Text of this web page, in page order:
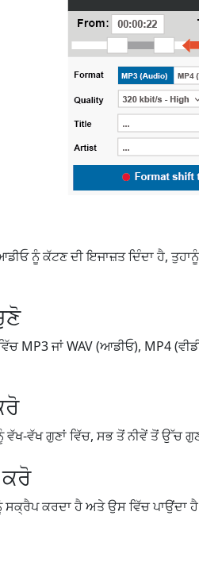
ਨੂੰ ਕੱਟਣ ਦੀ ਇਜਾਜ਼ਤ ਦਿੰਦਾ ਹੈ,
MP3 ਜਾਂ WAV (ਆਡੀਓ), MP4
ਵੱਖ ਗੁਣਾਂ ਵਿੱਚ, ਸਭ ਤੋਂ ਨੀਵੇਂ ਤੋਂ ਉੱਚ
ਕਰੋ
ਕਰਦਾ ਹੈ ਅਤੇ ਉਸ ਵਿੱਚ ਪਾਉਂਦਾ